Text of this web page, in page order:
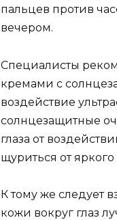
пальцев против
вечером.
Специалисты
кремами с
воздействие
солнцезащитные
глаза от
щуриться от яркого
К тому же следует
кожи вокруг глаз